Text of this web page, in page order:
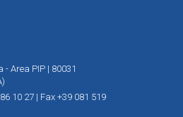
- Area PIP | 80031
10 27 | Fax +39 081 519